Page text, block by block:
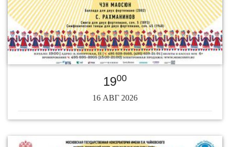
1900
16 АВГ 2026